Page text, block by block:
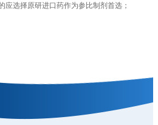
应选择原研进口药作为参比制剂首选；